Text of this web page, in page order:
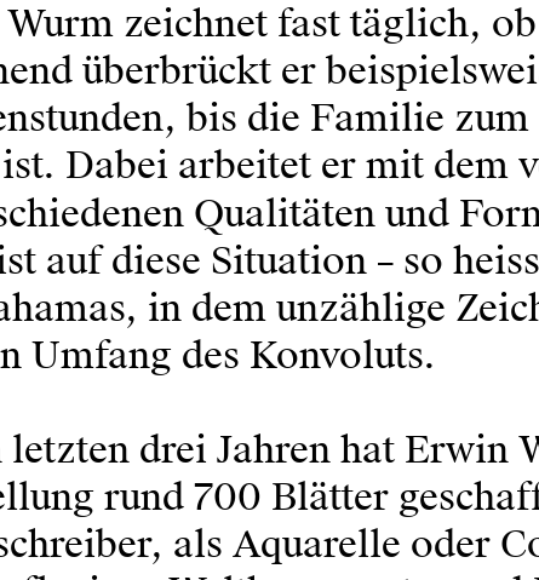
zeichnet fast täglich,
überbrückt er
bis die Familie
Dabei arbeitet er mit dem
Qualitäten und
auf diese Situation – so
in dem unzählige
Umfang des Konvoluts.
letzten drei Jahren hat Erwin
rund 700 Blätter
als Aquarelle oder